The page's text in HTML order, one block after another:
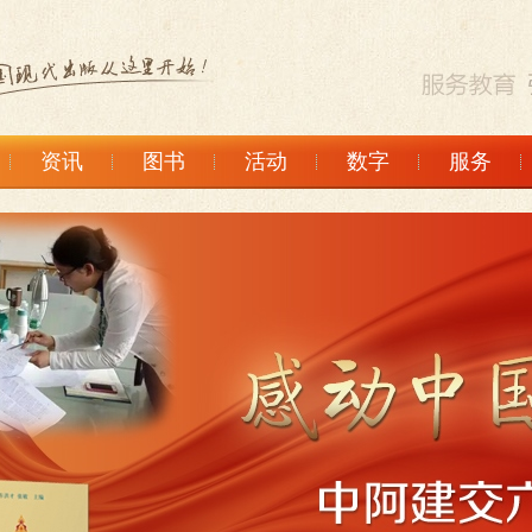
资讯 图书 活动 数字 服务